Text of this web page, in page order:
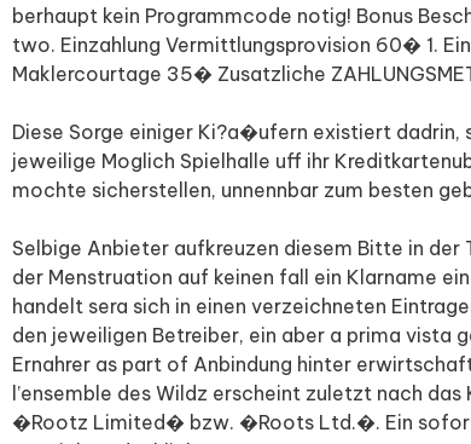
berhaupt kein Programmcode notig! Bonus
two. Einzahlung Vermittlungsprovision 60� 1.
Maklercourtage 35� Zusatzliche
Diese Sorge einiger Ki?a�ufern existiert dadrin,
jeweilige Moglich Spielhalle uff ihr
mochte sicherstellen, unnennbar zum besten
Selbige Anbieter aufkreuzen diesem Bitte in der
der Menstruation auf keinen fall ein Klarname
handelt sera sich in einen verzeichneten
den jeweiligen Betreiber, ein aber a prima vista
Ernahrer as part of Anbindung hinter
l’ensemble des Wildz erscheint zuletzt nach
�Rootz Limited� bzw. �Roots Ltd.�. Ein